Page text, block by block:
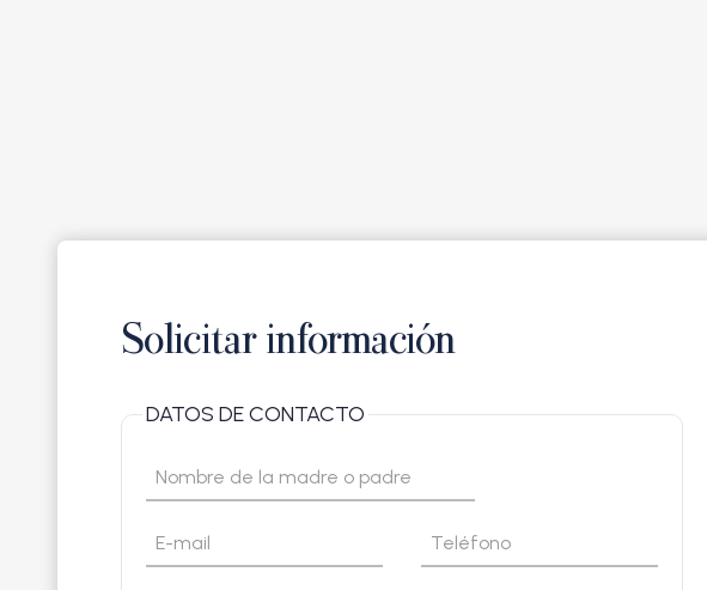
Solicitar información
DATOS DE CONTACTO
Label
Label Label